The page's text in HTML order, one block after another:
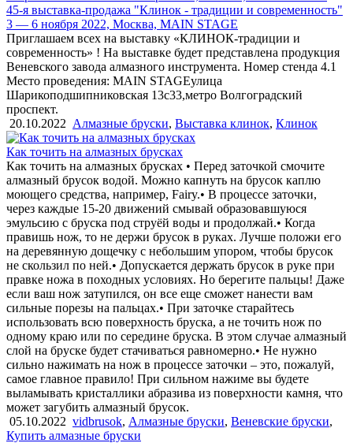
45-я выставка-продажа "Клинок - традиции и современность"
3 — 6 ноября 2022, Москва, MAIN STAGE
Приглашаем всех на выставку «КЛИНОК-традиции и
современность» ! На выставке будет представлена продукция
Веневского завода алмазного инструмента. Номер стенда 4.1
Место проведения: MAIN STAGEулица
Шарикоподшипниковская 13с33,метро Волгоградский
проспект.
20.10.2022 Алмазные бруски, Выставка клинок, Клинок
Как точить на алмазных брусках
Как точить на алмазных брусках • Перед заточкой смочите
алмазный брусок водой. Можно капнуть на брусок каплю
моющего средства, например, Fairy.• В процессе заточки,
через каждые 15-20 движений смывай образовавшуюся
эмульсию с бруска под струёй воды и продолжай.• Когда
правишь нож, то не держи брусок в руках. Лучше положи его
на деревянную дощечку с небольшим упором, чтобы брусок
не скользил по ней.• Допускается держать брусок в руке при
правке ножа в походных условиях. Но берегите пальцы! Даже
если ваш нож затупился, он все еще сможет нанести вам
сильные порезы на пальцах.• При заточке старайтесь
использовать всю поверхность бруска, а не точить нож по
одному краю или по середине бруска. В этом случае алмазный
слой на бруске будет стачиваться равномерно.• Не нужно
сильно нажимать на нож в процессе заточки – это, пожалуй,
самое главное правило! При сильном нажиме вы будете
выламывать кристаллики абразива из поверхности камня, что
может загубить алмазный брусок.
05.10.2022 vidbrusok, Алмазные бруски, Веневские бруски,
Купить алмазные бруски